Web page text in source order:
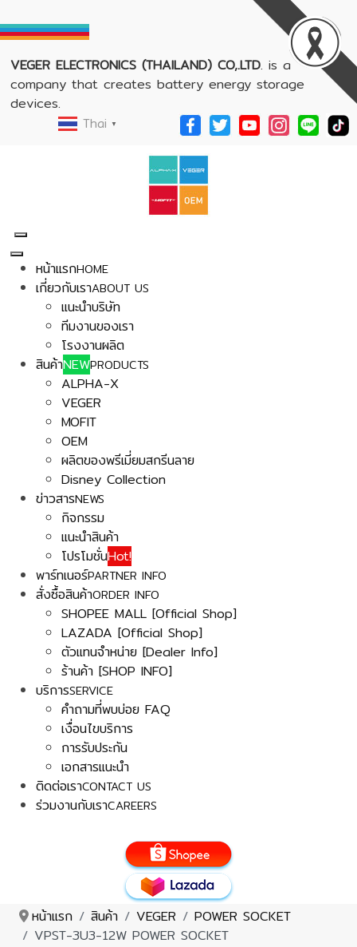
VEGER ELECTRONICS (THAILAND) CO,.LTD. is a
company that creates battery energy storage
devices.
Thai ▼
หน้าแรกHOME
เกี่ยวกับเราABOUT US
แนะนำบริษัท
ทีมงานของเรา
โรงงานผลิต
สินค้าNEWPRODUCTS
ALPHA-X
VEGER
MOFIT
OEM
ผลิตของพรีเมี่ยมสกรีนลาย
Disney Collection
ข่าวสารNEWS
กิจกรรม
แนะนำสินค้า
โปรโมชั่นHot!
พาร์ทเนอร์PARTNER INFO
สั่งซื้อสินค้าORDER INFO
SHOPEE MALL [Official Shop]
LAZADA [Official Shop]
ตัวแทนจำหน่าย [Dealer Info]
ร้านค้า [SHOP INFO]
บริการSERVICE
คำถามที่พบบ่อย FAQ
เงื่อนไขบริการ
การรับประกัน
เอกสารแนะนำ
ติดต่อเราCONTACT US
ร่วมงานกับเราCAREERS
หน้าแรก สินค้า VEGER
POWER SOCKET
VPST-3U3-12W POWER SOCKET